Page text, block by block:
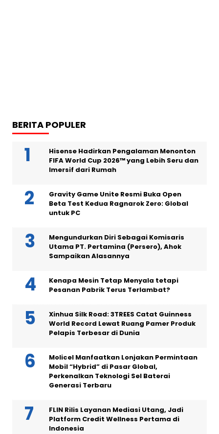
BERITA POPULER
Hisense Hadirkan Pengalaman Menonton
FIFA World Cup 2026™ yang Lebih Seru dan
Imersif dari Rumah
Gravity Game Unite Resmi Buka Open
Beta Test Kedua Ragnarok Zero: Global
untuk PC
Mengundurkan Diri Sebagai Komisaris
Utama PT. Pertamina (Persero), Ahok
Sampaikan Alasannya
Kenapa Mesin Tetap Menyala tetapi
Pesanan Pabrik Terus Terlambat?
Xinhua Silk Road: 3TREES Catat Guinness
World Record Lewat Ruang Pamer Produk
Pelapis Terbesar di Dunia
Molicel Manfaatkan Lonjakan Permintaan
Mobil “Hybrid” di Pasar Global,
Perkenalkan Teknologi Sel Baterai
Generasi Terbaru
FLIN Rilis Layanan Mediasi Utang, Jadi
Platform Credit Wellness Pertama di
Indonesia